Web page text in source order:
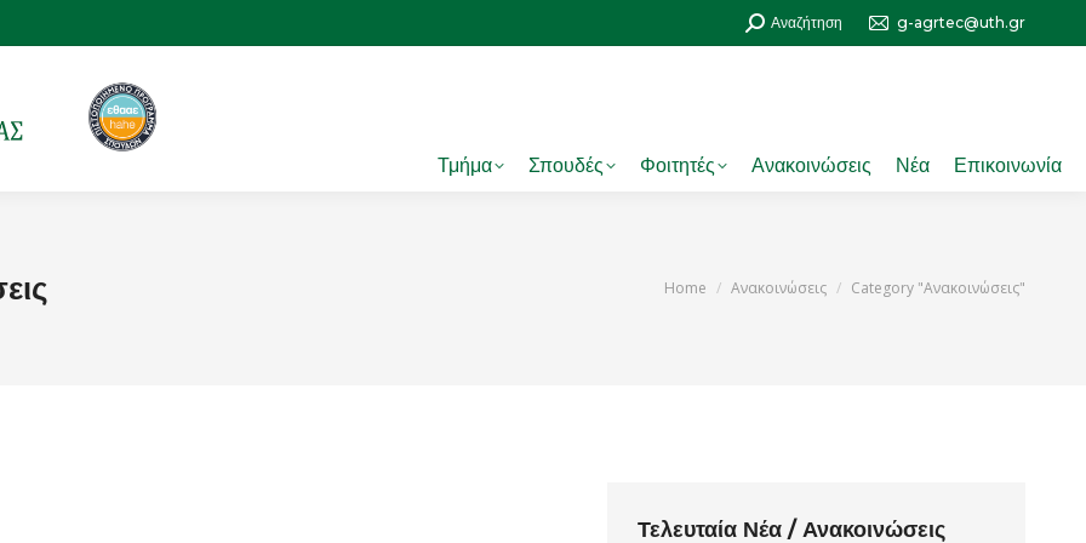
Search:
Αναζήτηση g-agrtec@uth.gr
Τμήμα Σπουδές Φοιτητές Ανακοινώσεις Νέα Επικοινωνία
You are here:
Home Ανακοινώσεις Category "Ανακοινώσεις"
Τελευταία Νέα / Ανακοινώσεις